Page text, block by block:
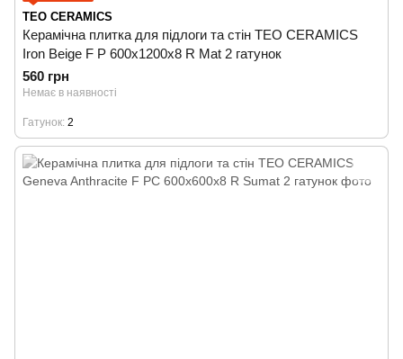
TEO CERAMICS
Керамічна плитка для підлоги та стін TEO CERAMICS
Iron Beige F P 600x1200x8 R Mat 2 гатунок
560 грн
Немає в наявності
Гатунок 2